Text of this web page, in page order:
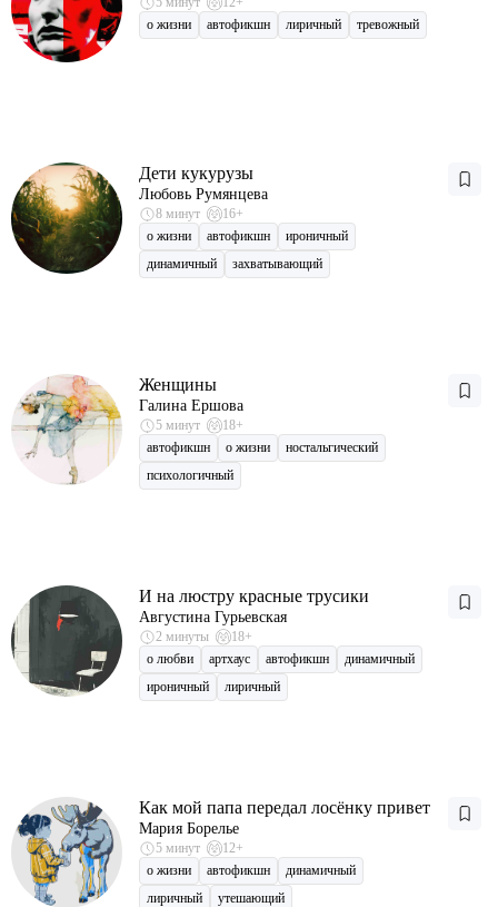
о жизни
автофикшн лиричный тревожный
Дети кукурузы
Любовь Румянцева
8 минут
16+
о жизни
автофикшн
ироничный
динамичный
захватывающий
Женщины
Галина Ершова
5 минут
18+
автофикшн
о жизни
ностальгический
психологичный
И на люстру красные трусики
Августина Гурьевская
2 минуты
18+
о любви
артхаус автофикшн
динамичный
ироничный
лиричный
Как мой папа передал лосёнку привет
Мария Борелье
5 минут
12+
о жизни
автофикшн
динамичный
лиричный
утешающий